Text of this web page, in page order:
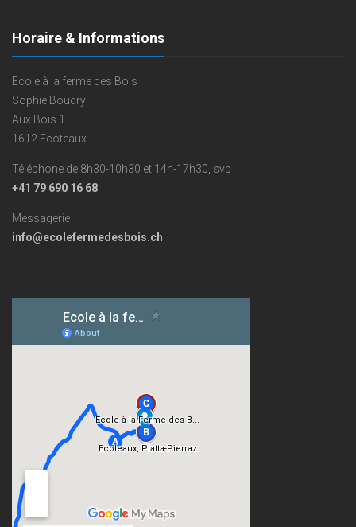
Horaire & Informations
Ecole à la ferme des Bois
Sophie Boudry
Aux Bois 1
1612 Ecoteaux
Téléphone de 8h30-10h30 et 14h-17h30, svp
+41 79 690 16 68
Messagerie
info@ecolefermedesbois.ch